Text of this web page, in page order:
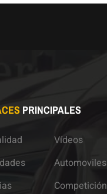
PRINCIPALES
Vídeos
Automoviles
Competición